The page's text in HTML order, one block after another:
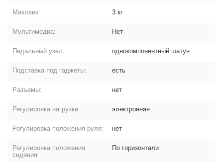
Маховик: 3 кг
Мультимедиа: Нет
Педальный узел: однокомпонентный шатун
Подставка под гаджеты: есть
Разъемы: нет
Регулировка нагрузки: электронная
Регулировка положения руля: нет
Регулировка положения
сидения:
По горизонтали